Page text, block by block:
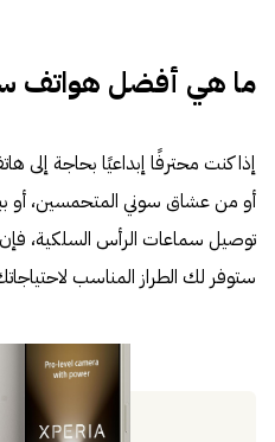
ما هي أفضل هواتف
إذا كنت محترفًا إبداعيًا بحاجة إلى
أو من عشاق سوني المتحمسين، أو
توصيل سماعات الرأس السلكية، فإن
ستوفر لك الطراز المناسب